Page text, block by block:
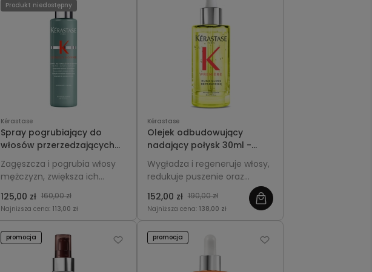
Kérastase
Spray pogrubiający do
włosów przerzedzających
się dla mężczyzn -
Kérastase Genesis Homme
150ml
Zagęszcza i pogrubia włosy
mężczyzn, zwiększa ich
pasma i dodaje im
pełniejszego wyglądu.
125,00 zł 160,00 zł
Najniższa cena: 113,00 zł
Produkt niedostępny
Kérastase
Olejek odbudowujący
nadający połysk 30ml -
Kérastase Première
Wygładza i regeneruje włosy,
redukuje puszenie oraz
zdrowy blask.
152,00 zł 190,00 zł
Najniższa cena: 138,00 zł
promocja promocja